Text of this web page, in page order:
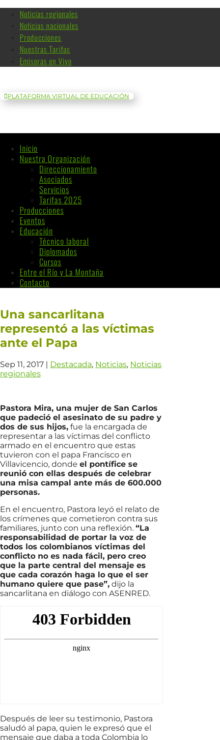
Noticias regionales
Noticias nacionales
Producciones
Nuestras Tarifas
Emisoras en Vivo
PLATAFORMA VIRTUAL DE EDUCACIÓN
Inicio
Nuestra Organización
Direccionamiento
Asociados
Servicios
Tarifas 2025
Producciones
Eventos
Educación
Técnico laboral
Diplomados
Cursos
Entre el Río y La Montaña
Contacto
Una sancarlitana
representó a las víctimas
ante el Papa
Sep 11, 2017 | Destacada, Noticias, Noticias
regionales
Pastora Mira, una mujer de San Carlos
que padeció el asesinato de su padre y
dos de sus hijos, fue la encargada de
representar a las víctimas del conflicto
armado en el encuentro que estas
tuvieron con el papa Francisco en
Villavicencio, donde el pontífice se
reunió con ellas después de celebrar
una misa campal ante más de 600.000
personas.
En el encuentro, Pastora leyó el relato de
los crímenes que cometieron contra sus
familiares, junto con una reflexión. “La
responsabilidad de portar la voz de
todos los colombianos víctimas del
conflicto no es nada fácil, pero creo
que la parte central del mensaje es
que cada corazón haga lo que el ser
humano quiere que pase”, dijo la
sancarlitana en diálogo con ASENRED.
Después de leer su testimonio, Pastora
saludó al papa, quien le expresó que el
mensaje que daba a toda Colombia lo